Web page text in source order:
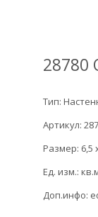
28780
Тип:
Артикул:
Размер: 6,5
Ед. изм.:
Доп.инфо: